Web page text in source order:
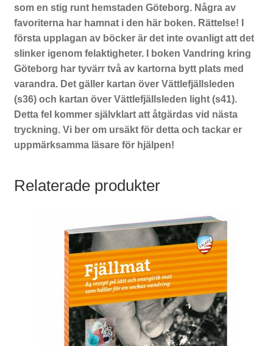
som en stig runt hemstaden Göteborg. Några av
favoriterna har hamnat i den här boken. Rättelse! I
första upplagan av böcker är det inte ovanligt att det
slinker igenom felaktigheter. I boken Vandring kring
Göteborg har tyvärr två av kartorna bytt plats med
varandra. Det gäller kartan över Vättlefjällsleden
(s36) och kartan över Vättlefjällsleden light (s41).
Detta fel kommer självklart att åtgärdas vid nästa
tryckning. Vi ber om ursäkt för detta och tackar er
uppmärksamma läsare för hjälpen!
Relaterade produkter